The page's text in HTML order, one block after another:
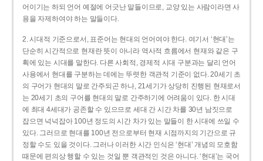
어이기는 하되 언어 예절에 어긋난 말들이므로, 교양 있는 사람이라면 사
용을 자제하여야 하는 말들이다.
2. 시대적 기준으로서, 표준어는 현대의 언어여야 한다. 여기서 ‘현대’는
단순히 시간적으로 현재란 뜻이 아니라 역사적 흐름에서 현재와 같은 구
획에 있는 시대를 말한다. 다른 사회적, 경제적 시대 구분과는 달리 언어
사용에서 현대를 구분하는 데에는 뚜렷한 객관적 기준이 없다. 20세기 초
의 구어가 현대의 말로 간주되곤 하나, 21세기가 상당히 진행된 현재로서
는 20세기 초의 구어를 현대의 말로 간주하기에 어려움이 있다. 한 시대
에 최대 4세대가 공존할 수 있으므로 세대 간 시간 차를 30년 남짓으로
잡으면 넉넉잡아 100년 정도의 시간 차가 있는 말들이 한 시대에 쓰일 수
있다. 그러므로 현대를 100년 전으로부터 현재 시점까지의 기간으로 규
정할 수도 있을 것이다. 그러나 이러한 시간 인식은 ‘현대’ 개념의 모호함
때문에 편의상 행할 수 있는 것일 뿐 객관적인 것은 아니다. ‘현대’는 국어